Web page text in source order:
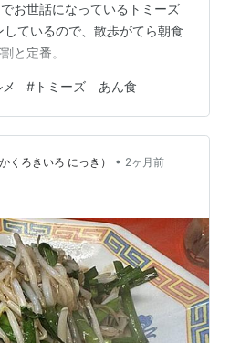
お世話になっているトミーズ
ているので、散歩がてら朝食
と定番。
# トミーズ あん食
くろきいろ にっき） • 2ヶ月前